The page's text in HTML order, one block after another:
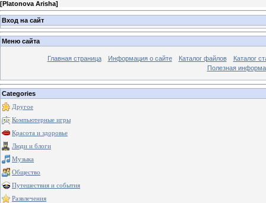
[Platonova Arisha]
Вход на сайт
Меню сайта
Главная страница Информация о сайте Каталог файлов
Каталог
Полезная
Categories
Другое
Компьютерные игры
Красота и здоровье
Люди и блоги
Музыка
Общество
Путешествия и события
Развлечения